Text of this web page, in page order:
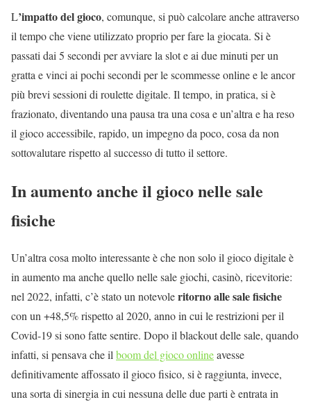
L’impatto del gioco, comunque, si può calcolare anche attraverso
il tempo che viene utilizzato proprio per fare la giocata. Si è
passati dai 5 secondi per avviare la slot e ai due minuti per un
gratta e vinci ai pochi secondi per le scommesse online e le ancor
più brevi sessioni di roulette digitale. Il tempo, in pratica, si è
frazionato, diventando una pausa tra una cosa e un’altra e ha reso
il gioco accessibile, rapido, un impegno da poco, cosa da non
sottovalutare rispetto al successo di tutto il settore.
In aumento anche il gioco nelle sale
fisiche
Un’altra cosa molto interessante è che non solo il gioco digitale è
in aumento ma anche quello nelle sale giochi, casinò, ricevitorie:
nel 2022, infatti, c’è stato un notevoleritorno alle sale fisiche
con un +48,5% rispetto al 2020, anno in cui le restrizioni per il
Covid-19 si sono fatte sentire. Dopo il blackout delle sale, quando
infatti, si pensava che ilboom del gioco onlineavesse
definitivamente affossato il gioco fisico, si è raggiunta, invece,
una sorta di sinergia in cui nessuna delle due parti è entrata in